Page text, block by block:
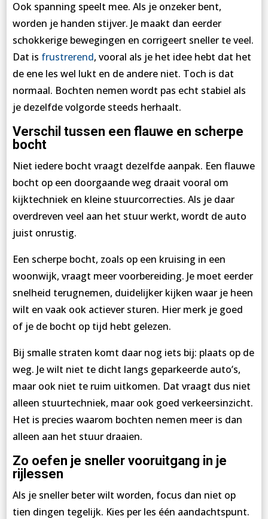
Ook spanning speelt mee. Als je onzeker bent,
worden je handen stijver. Je maakt dan eerder
schokkerige bewegingen en corrigeert sneller te veel.
Dat is frustrerend, vooral als je het idee hebt dat het
de ene les wel lukt en de andere niet. Toch is dat
normaal. Bochten nemen wordt pas echt stabiel als
je dezelfde volgorde steeds herhaalt.
Verschil tussen een flauwe en scherpe
bocht
Niet iedere bocht vraagt dezelfde aanpak. Een flauwe
bocht op een doorgaande weg draait vooral om
kijktechniek en kleine stuurcorrecties. Als je daar
overdreven veel aan het stuur werkt, wordt de auto
juist onrustig.
Een scherpe bocht, zoals op een kruising in een
woonwijk, vraagt meer voorbereiding. Je moet eerder
snelheid terugnemen, duidelijker kijken waar je heen
wilt en vaak ook actiever sturen. Hier merk je goed
of je de bocht op tijd hebt gelezen.
Bij smalle straten komt daar nog iets bij: plaats op de
weg. Je wilt niet te dicht langs geparkeerde auto’s,
maar ook niet te ruim uitkomen. Dat vraagt dus niet
alleen stuurtechniek, maar ook goed verkeersinzicht.
Het is precies waarom bochten nemen meer is dan
alleen aan het stuur draaien.
Zo oefen je sneller vooruitgang in je
rijlessen
Als je sneller beter wilt worden, focus dan niet op
tien dingen tegelijk. Kies per les één aandachtspunt.